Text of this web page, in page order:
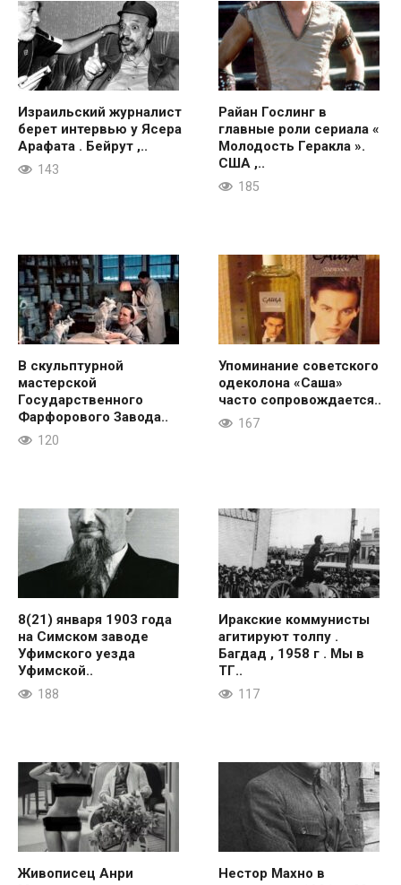
Израильский журналист
берет интервью у Ясера
Арафата . Бейрут ,..
143
Райан Гослинг в
главные роли сериала «
Молодость Геракла ».
США ,..
185
В скульптурной
мастерской
Государственного
Фарфорового Завода..
120
Упоминание советского
одеколона «Саша»
часто сопровождается..
167
8(21) января 1903 года
на Симском заводе
Уфимского уезда
Уфимской..
188
Иракские коммунисты
агитируют толпу .
Багдад , 1958 г . Мы в
ТГ..
117
Живописец Анри
Нестор Махно в